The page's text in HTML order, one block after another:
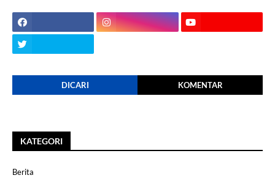
DICARI KOMENTAR
KATEGORI
Berita